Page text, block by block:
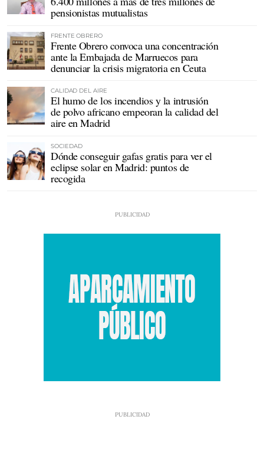
pensionistas mutualistas
FRENTE OBRERO
Frente Obrero convoca una concentración
ante la Embajada de Marruecos para
denunciar la crisis migratoria en Ceuta
CALIDAD DEL AIRE
El humo de los incendios y la intrusión
de polvo africano empeoran la calidad del
aire en Madrid
SOCIEDAD
Dónde conseguir gafas gratis para ver el
eclipse solar en Madrid: puntos de
recogida